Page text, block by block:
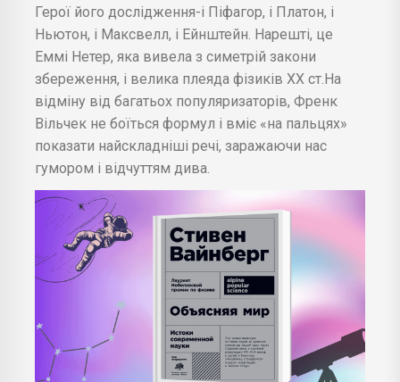
Герої його дослідження-і Піфагор, і Платон, і
Ньютон, і Максвелл, і Ейнштейн. Нарешті, це
Еммі Нетер, яка вивела з симетрій закони
збереження, і велика плеяда фізиків XX ст.На
відміну від багатьох популяризаторів, Френк
Вільчек не боїться формул і вміє «на пальцях»
показати найскладніші речі, заражаючи нас
гумором і відчуттям дива.